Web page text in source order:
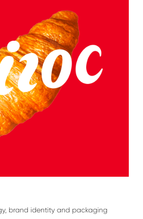
brand identity and packaging